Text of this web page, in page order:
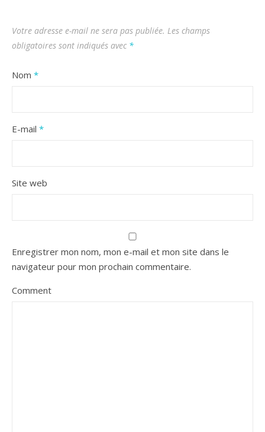
Votre adresse e-mail ne sera pas publiée. Les champs
obligatoires sont indiqués avec *
Nom *
E-mail *
Site web
Enregistrer mon nom, mon e-mail et mon site dans le
navigateur pour mon prochain commentaire.
Comment